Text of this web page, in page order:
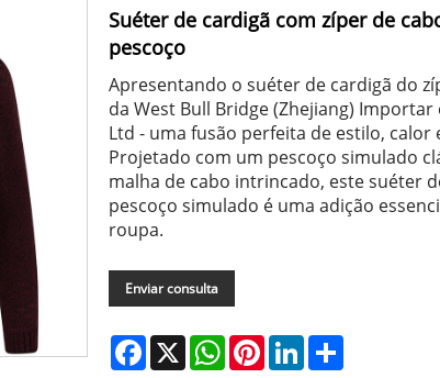
Suéter de cardigã com zíper de
pescoço
Apresentando o suéter de cardigã do
da West Bull Bridge (Zhejiang)
Ltd - uma fusão perfeita de estilo, calor
Projetado com um pescoço simulado
malha de cabo intrincado, este suéter
pescoço simulado é uma adição
roupa.
Enviar consulta
Facebook
X WhatsAppPinterestLinkedInShare